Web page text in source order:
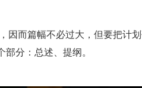
而篇幅不必过大，但要把计
分：总述、提纲。